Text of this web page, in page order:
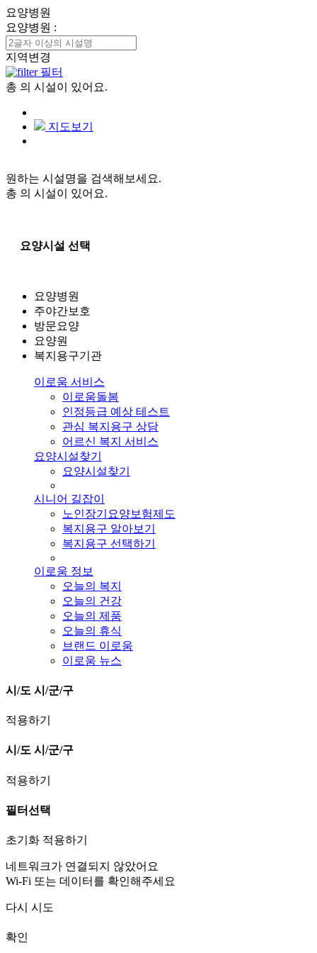
요양병원
요양병원 :
지역변경
필터
총 의 시설이 있어요.
지도보기
원하는 시설명을 검색해보세요.
총 의 시설이 있어요.
요양시설 선택
요양병원
주야간보호
방문요양
요양원
복지용구기관
이로움 서비스
이로움돌봄
인정등급 예상 테스트
관심 복지용구 상담
어르신 복지 서비스
요양시설찾기
요양시설찾기
시니어 길잡이
노인장기요양보험제도
복지용구 알아보기
복지용구 선택하기
이로움 정보
오늘의 복지
오늘의 건강
오늘의 제품
오늘의 휴식
브랜드 이로움
이로움 뉴스
시/도 시/군/구
적용하기
시/도 시/군/구
적용하기
필터선택
초기화 적용하기
네트워크가 연결되지 않았어요
Wi-Fi 또는 데이터를 확인해주세요
다시 시도
확인